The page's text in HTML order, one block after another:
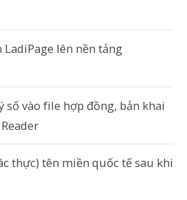
lên nền tảng
số vào file hợp đồng, bản khai
thực) tên miền quốc tế sau khi